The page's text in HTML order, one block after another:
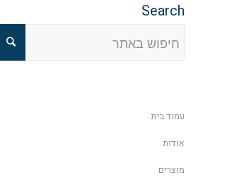
Search
עמוד בית
אודות
מוצרים